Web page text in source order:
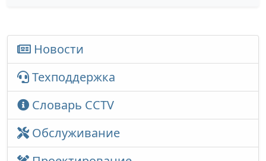
Новости
Техподдержка
Словарь CCTV
Обслуживание